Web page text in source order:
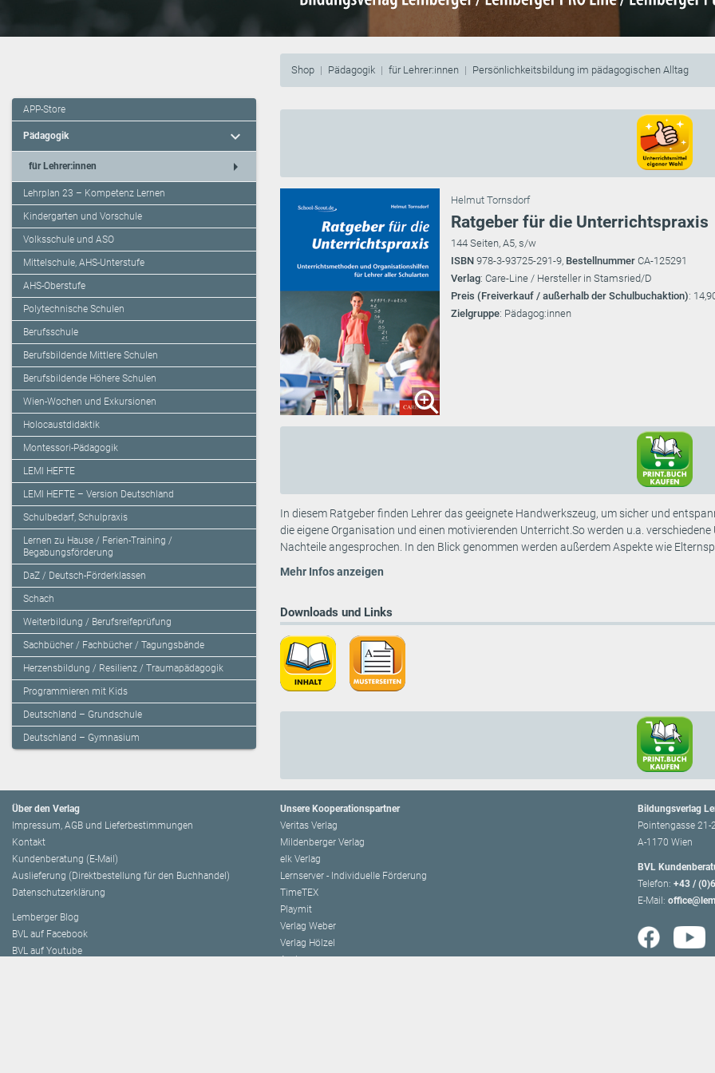
Shop Pädagogik für Lehrer:innen Persönlichkeitsbildung im pädagogischen Alltag
APP-Store
Pädagogik expand_more
für Lehrer:innen arrow_right
Lehrplan 23 – Kompetenz Lernen
Kindergarten und Vorschule
Volksschule und ASO
Mittelschule, AHS-Unterstufe
AHS-Oberstufe
Polytechnische Schulen
Berufsschule
Berufsbildende Mittlere Schulen
Berufsbildende Höhere Schulen
Wien-Wochen und Exkursionen
Holocaustdidaktik
Montessori-Pädagogik
LEMI HEFTE
LEMI HEFTE – Version Deutschland
Schulbedarf, Schulpraxis
Lernen zu Hause / Ferien-Training /
Begabungsförderung
DaZ / Deutsch-Förderklassen
Schach
Weiterbildung / Berufsreifeprüfung
Sachbücher / Fachbücher / Tagungsbände
Herzensbildung / Resilienz / Traumapädagogik
Programmieren mit Kids
Deutschland – Grundschule
Deutschland – Gymnasium
Helmut Tornsdorf
Ratgeber für die Unterrichtspraxis
144 Seiten, A5, s/w
ISBN 978-3-93725-291-9, Bestellnummer CA-125291
Verlag: Care-Line / Hersteller in Stamsried/D
Preis (Freiverkauf / außerhalb der Schulbuchaktion):
Zielgruppe: Pädagog:innen
In diesem Ratgeber finden Lehrer das geeignete Handwerkszeug, um sicher und
die eigene Organisation und einen motivierenden Unterricht.So werden u.a.
Nachteile angesprochen. In den Blick genommen werden außerdem Aspekte wie
Mehr Infos anzeigen
Downloads und Links
Über den Verlag
Impressum, AGB und Lieferbestimmungen
Kontakt
Kundenberatung (E-Mail)
Auslieferung (Direktbestellung für den Buchhandel)
Datenschutzerklärung
Lemberger Blog
BVL auf Facebook
BVL auf Youtube
Unsere Kooperationspartner
Veritas Verlag
Mildenberger Verlag
elk Verlag
Lernserver - Individuelle Förderung
TimeTEX
Playmit
Verlag Weber
Verlag Hölzel
Amlogy
Bildungsverlag
Pointengasse
A-1170 Wien
BVL
Telefon: +43 /
E-Mail: